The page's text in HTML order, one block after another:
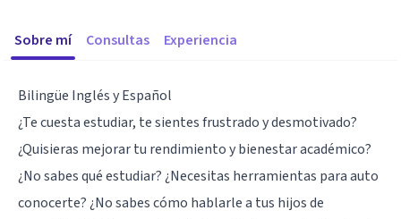
Sobre mí Consultas Experiencia
Bilingüe Inglés y Español
¿Te cuesta estudiar, te sientes frustrado y desmotivado?
¿Quisieras mejorar tu rendimiento y bienestar académico?
¿No sabes qué estudiar? ¿Necesitas herramientas para auto
conocerte? ¿No sabes cómo hablarle a tus hijos de